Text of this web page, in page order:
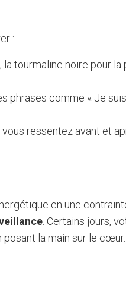
:
la tourmaline noire pour
phrases comme « Je
ressentez avant et
en une
. Certains jours,
la main sur le